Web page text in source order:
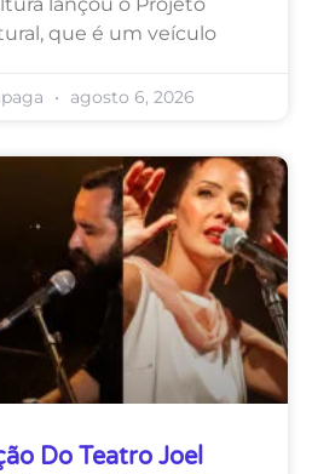
que é um veículo
agosto 6, 2026
Do Teatro Joel